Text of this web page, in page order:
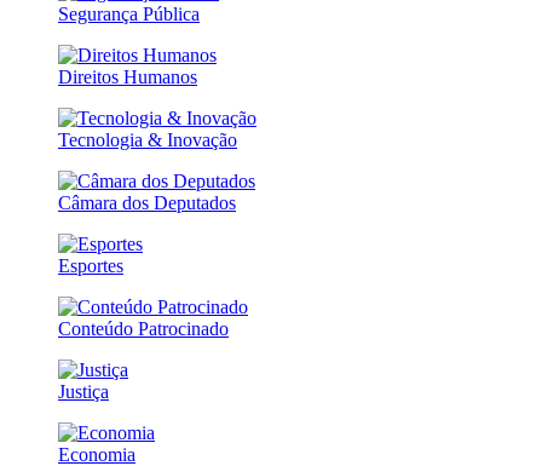
Segurança Pública
Direitos Humanos
Tecnologia & Inovação
Câmara dos Deputados
Esportes
Conteúdo Patrocinado
Justiça
Economia